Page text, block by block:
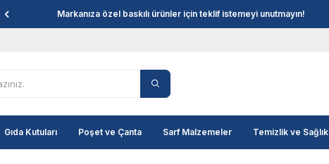
Markanıza özel baskılı ürünler için teklif istemeyi unutmayın!
Gıda Kutuları Poşet ve Çanta Sarf Malzemeler Temizlik ve Sağlık